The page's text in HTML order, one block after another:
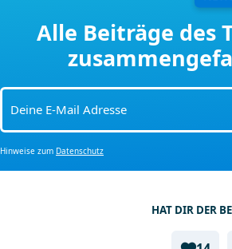
Alle Beiträge des
Hinweise zum Datenschutz
HAT DIR DER